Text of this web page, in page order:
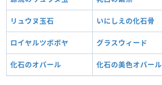
リュウヌ玉石 いにしえの化石骨
ロイヤルツボボヤ グラスウィード
化石のオパール 化石の美色オパール